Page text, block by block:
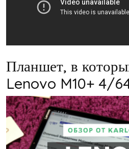
Планшет, в
Lenovo M10+ 4/